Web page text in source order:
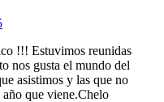
!!! Estuvimos reunidas
nos gusta el mundo del
asistimos y las que no
que viene.Chelo